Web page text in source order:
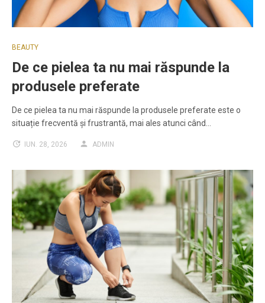
BEAUTY
De ce pielea ta nu mai răspunde la
produsele preferate
De ce pielea ta nu mai răspunde la produsele preferate este o
situație frecventă și frustrantă, mai ales atunci când…
IUN. 28, 2026 ADMIN